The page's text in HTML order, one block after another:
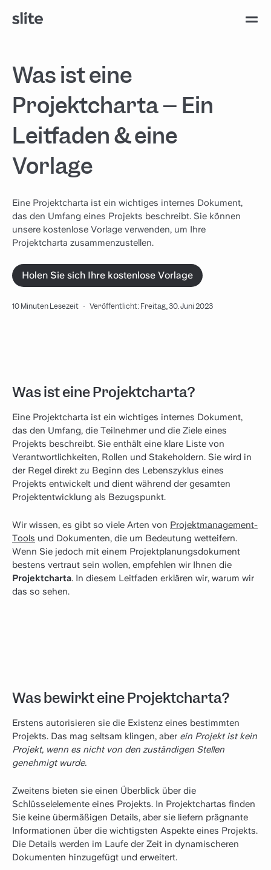
Was ist eine
Projektcharta – Ein
Leitfaden & eine
Vorlage
Eine Projektcharta ist ein wichtiges internes Dokument,
das den Umfang eines Projekts beschreibt. Sie können
unsere kostenlose Vorlage verwenden, um Ihre
Projektcharta zusammenzustellen.
Holen Sie sich Ihre kostenlose Vorlage
10 Minuten Lesezeit · Veröffentlicht: Freitag, 30. Juni 2023
Was ist eine Projektcharta?
Eine Projektcharta ist ein wichtiges internes Dokument,
das den Umfang, die Teilnehmer und die Ziele eines
Projekts beschreibt. Sie enthält eine klare Liste von
Verantwortlichkeiten, Rollen und Stakeholdern. Sie wird in
der Regel direkt zu Beginn des Lebenszyklus eines
Projekts entwickelt und dient während der gesamten
Projektentwicklung als Bezugspunkt.
Wir wissen, es gibt so viele Arten von Projektmanagement-
Tools und Dokumenten, die um Bedeutung wetteifern.
Wenn Sie jedoch mit einem Projektplanungsdokument
bestens vertraut sein wollen, empfehlen wir Ihnen die
Projektcharta. In diesem Leitfaden erklären wir, warum wir
das so sehen.
Was bewirkt eine Projektcharta?
Erstens autorisieren sie die Existenz eines bestimmten
Projekts. Das mag seltsam klingen, aber ein Projekt ist kein
Projekt, wenn es nicht von den zuständigen Stellen
genehmigt wurde.
Zweitens bieten sie einen Überblick über die
Schlüsselelemente eines Projekts. In Projektchartas finden
Sie keine übermäßigen Details, aber sie liefern prägnante
Informationen über die wichtigsten Aspekte eines Projekts.
Die Details werden im Laufe der Zeit in dynamischeren
Dokumenten hinzugefügt und erweitert.